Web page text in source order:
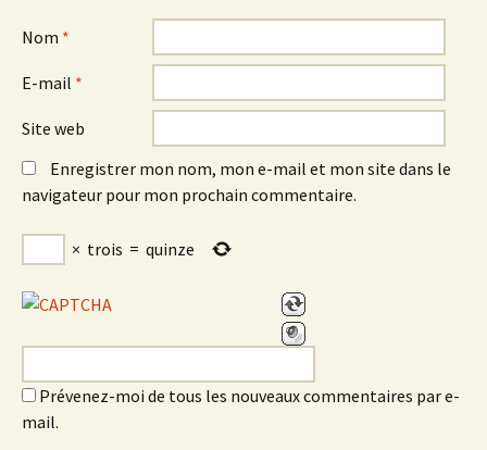
Nom *
E-mail *
Site web
Enregistrer mon nom, mon e-mail et mon site dans le
navigateur pour mon prochain commentaire.
× trois = quinze
Prévenez-moi de tous les nouveaux commentaires par e-
mail.